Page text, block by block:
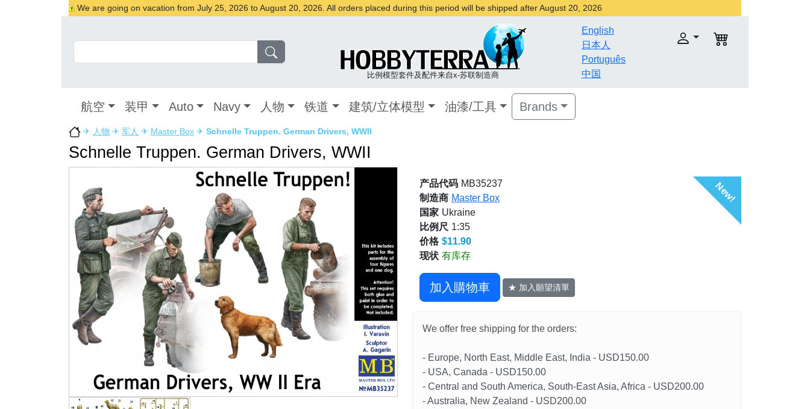
We are going on vacation from July 25, 2026 to August 20, 2026. All orders placed during this period will be shipped after August 20, 2026
比例模型套件及配件来自x-苏联制造商
English
日本人
Português
中国
航空 装甲 Auto Navy 人物 铁道 建筑/立体模型 油漆/工具 Brands
✈ 人物 ✈ 军人 ✈ Master Box ✈ Schnelle Truppen. German Drivers, WWII
Schnelle Truppen. German Drivers, WWII
New!
产品代码 MB35237
制造商 Master Box
国家 Ukraine
比例尺 1:35
价格 $11.90
现状 有库存
加入購物車 ★ 加入願望清單
We offer free shipping for the orders:
- Europe, North East, Middle East, India - USD150.00
- USA, Canada - USD150.00
- Central and South America, South-East Asia, Africa - USD200.00
- Australia, New Zealand - USD200.00